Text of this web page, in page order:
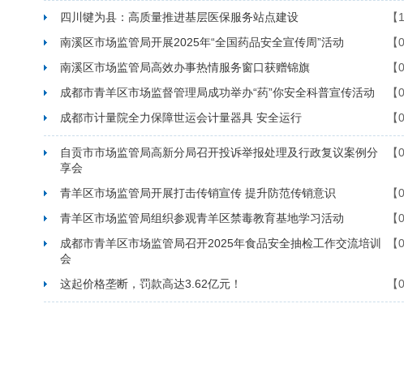
四川犍为县：高质量推进基层医保服务站点建设
南溪区市场监管局开展2025年“全国药品安全宣传周”活动
南溪区市场监管局高效办事热情服务窗口获赠锦旗
成都市青羊区市场监督管理局成功举办“药”你安全科普宣传活动
成都市计量院全力保障世运会计量器具 安全运行
自贡市市场监管局高新分局召开投诉举报处理及行政复议案例分
享会
青羊区市场监管局开展打击传销宣传 提升防范传销意识
青羊区市场监管局组织参观青羊区禁毒教育基地学习活动
成都市青羊区市场监管局召开2025年食品安全抽检工作交流培训
会
这起价格垄断，罚款高达3.62亿元！